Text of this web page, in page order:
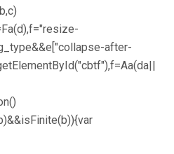
after-